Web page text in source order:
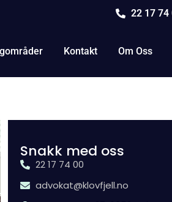
22 17 74
Kontakt Om Oss
Snakk med oss
22 17 74 00
advokat@klovfjell.no